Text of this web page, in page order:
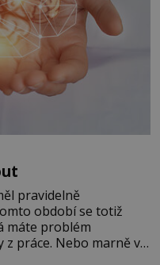
pravidelně
období se totiž
máte problém
práce. Nebo marně v